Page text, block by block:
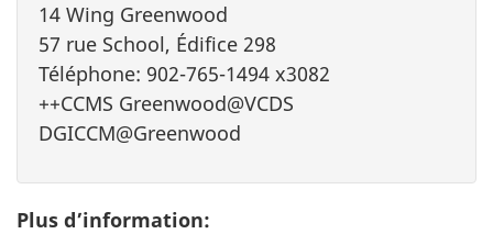
14 Wing Greenwood
57 rue School, Édifice 298
Téléphone: 902-765-1494 x3082
++CCMS Greenwood@VCDS
DGICCM@Greenwood
Plus d’information: